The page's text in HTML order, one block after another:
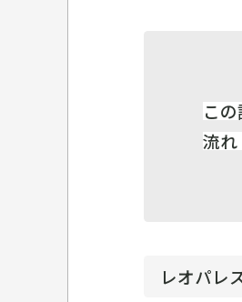
こ
流れ
レオパレ